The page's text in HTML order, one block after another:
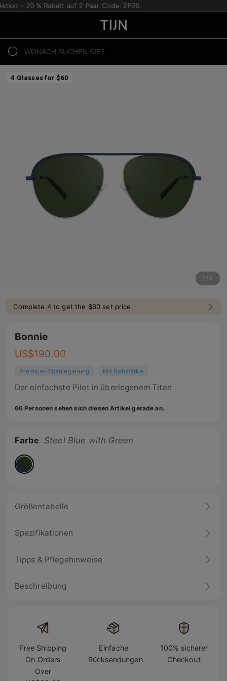
– 20 % Rabatt auf 2 Paar. Code: 2P20.
4 Glasses for $60
1 /3
Complete 4 to get the $60 set price
Bonnie
US$190.00
Premium-Titanlegierung Mit Sehstärke
Der einfachste Pilot in überlegenem Titan
66 Personen sehen sich diesen Artikel gerade an.
Farbe Steel Blue with Green
Größentabelle
Spezifikationen
Tipps & Pflegehinweise
Beschreibung
Free Shipping
On Orders
Over
Einfache
Rücksendungen
100% sicherer
Checkout